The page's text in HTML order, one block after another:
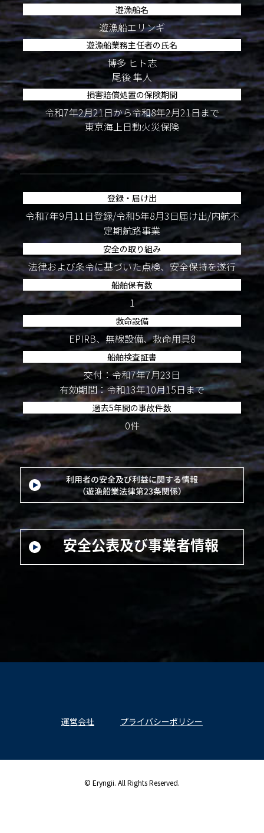
遊漁船名
遊漁船エリンギ
遊漁船業務主任者の氏名
博多 ヒト志
尾後 隼人
損害賠償処置の保険期間
令和7年2月21日から令和8年2月21日まで
東京海上日動火災保険
登録・届け出
令和7年9月11日登録/令和5年8月3日届け出/内航不
定期航路事業
安全の取り組み
法律および条令に基づいた点検、安全保持を遂行
船舶保有数
1
救命設備
EPIRB、無線設備、救命用具8
船舶検査証書
交付：令和7年7月23日
有効期間：令和13年10月15日まで
過去5年間の事故件数
0件
運営会社 プライバシーポリシー
© Eryngii. All Rights Reserved.